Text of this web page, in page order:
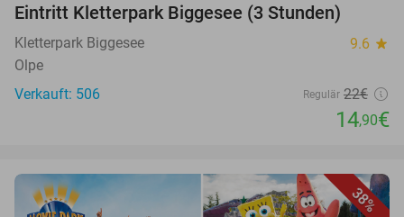
Eintritt Kletterpark Biggesee (3 Stunden)
Kletterpark Biggesee 9.6 star
Olpe
Verkauft: 506
Regulär 22€
14,90€
38%